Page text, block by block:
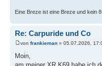
Eine Breze ist eine Breze und kein
Re: Carpuride und Co
von frankieman » 05.07.2026,
Moin,